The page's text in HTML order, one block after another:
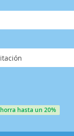
ahorra hasta un 20%